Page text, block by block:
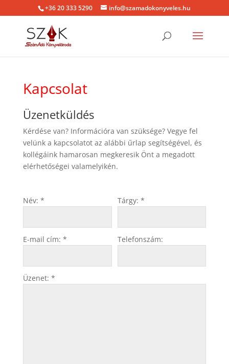
+36 20 333 5290 info@szamadokonyveles.hu
Kapcsolat
Üzenetküldés
Kérdése van? Információra van szüksége? Vegye fel
velünk a kapcsolatot az alábbi űrlap segítségével, és
kollégáink hamarosan megkeresik Önt a megadott
elérhetőségei valamelyikén.
Név: * Tárgy: *
E-mail cím: * Telefonszám:
Üzenet: *